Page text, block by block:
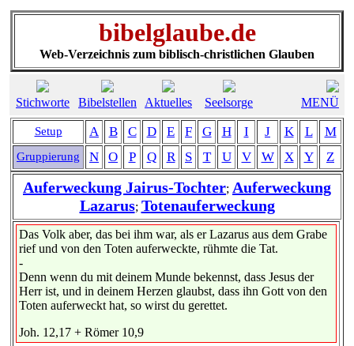
bibelglaube.de
Web-Verzeichnis zum biblisch-christlichen Glauben
Stichworte Bibelstellen Aktuelles Seelsorge MENÜ
Setup A B C D E F G H I J K L M
Gruppierung N O P Q R S T U V W X Y Z
Auferweckung Jairus-Tochter; Auferweckung
Lazarus; Totenauferweckung
Das Volk aber, das bei ihm war, als er Lazarus aus dem Grabe
rief und von den Toten auferweckte, rühmte die Tat.
-
Denn wenn du mit deinem Munde bekennst, dass Jesus der
Herr ist, und in deinem Herzen glaubst, dass ihn Gott von den
Toten auferweckt hat, so wirst du gerettet.
Joh. 12,17 + Römer 10,9